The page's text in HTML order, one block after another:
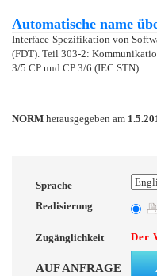
Automatische name
Interface-Spezifikation von
(FDT). Teil 303-2:
3/5 CP und CP 3/6 (IEC STN).
NORM herausgegeben am
Sprache
Realisierung
Zugänglichkeit Der
AUF ANFRAGE